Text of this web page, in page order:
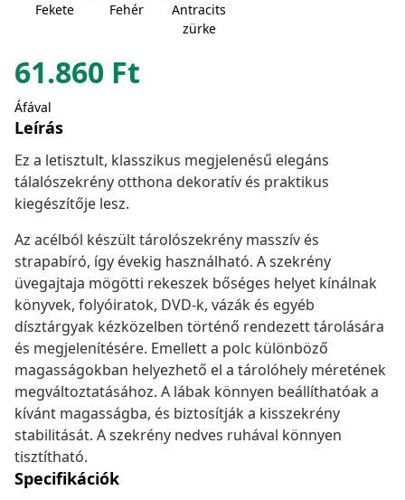
Fekete Fehér
Antracits
zürke
61.860 Ft
Áfával
Leírás
Ez a letisztult, klasszikus megjelenésű elegáns
tálalószekrény otthona dekoratív és praktikus
kiegészítője lesz.
Az acélból készült tárolószekrény masszív és
strapabíró, így évekig használható. A szekrény
üvegajtaja mögötti rekeszek bőséges helyet kínálnak
könyvek, folyóiratok, DVD-k, vázák és egyéb
dísztárgyak kézközelben történő rendezett tárolására
és megjelenítésére. Emellett a polc különböző
magasságokban helyezhető el a tárolóhely méretének
megváltoztatásához. A lábak könnyen beállíthatóak a
kívánt magasságba, és biztosítják a kisszekrény
stabilitását. A szekrény nedves ruhával könnyen
tisztítható.
Specifikációk